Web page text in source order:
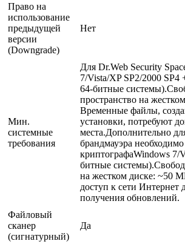
Право на
использование
предыдущей
версии
(Downgrade)
Нет
Мин.
системные
требования
Для Dr.Web Security
7/Vista/XP SP2/2000 SP4
64-битные
пространство на
Временные файлы,
установки, потребуют
места.Дополнительно
брандмауэра
криптографаWindows 7/
битные
на жестком диске: ~50
доступ к сети Интернет
получения обновлений.
Файловый
сканер
(сигнатурный)
Да